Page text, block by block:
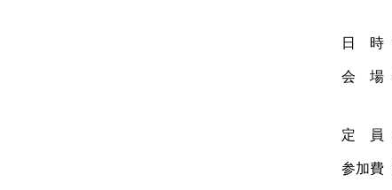
日 時
会 場
定 員
参加費